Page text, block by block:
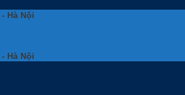
Hà Nội
Hà Nội